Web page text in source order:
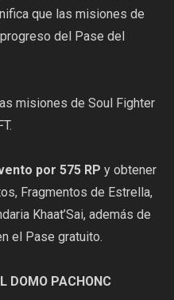
que las misiones de
del Pase del
misiones de Soul Fighter
por 575 RP y obtener
Fragmentos de Estrella,
Khaat’Sai, además de
el Pase gratuito.
DOMO PACHONC